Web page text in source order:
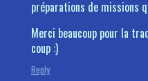
préparations de missions
Merci beaucoup pour la
coup :)
Reply